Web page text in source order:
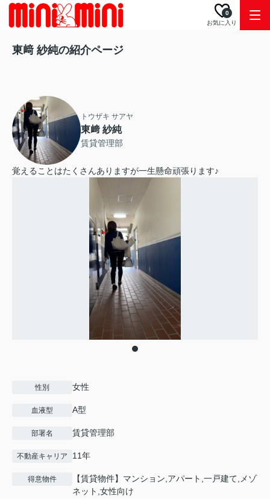
お気に入り
0
東﨑 紗純の紹介ページ
トウザキ サアヤ
東﨑 紗純
賃貸管理部
覚えることはたくさんありますが一生懸命頑張ります♪
性別 女性
血液型 A型
部署名 賃貸管理部
不動産キャリア 11年
得意物件
【賃貸物件】マンション,アパート,一戸建て,メゾ
ネット,女性向け